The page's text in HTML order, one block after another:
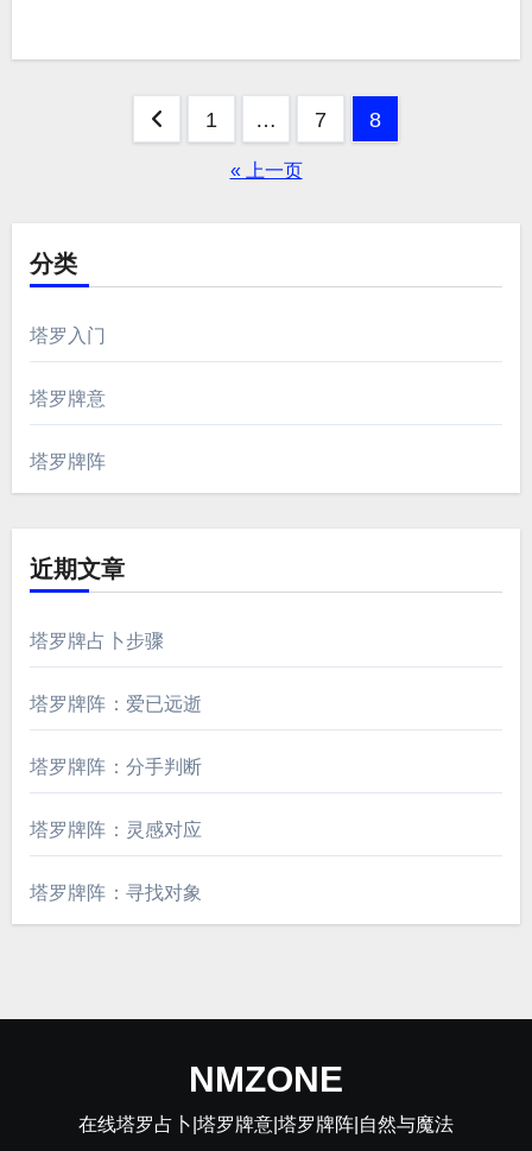
页
1 … 7 8
« 上一页
分类
塔罗入门
塔罗牌意
塔罗牌阵
近期文章
塔罗牌占卜步骤
塔罗牌阵：爱已远逝
塔罗牌阵：分手判断
塔罗牌阵：灵感对应
塔罗牌阵：寻找对象
NMZONE
在线塔罗占卜|塔罗牌意|塔罗牌阵|自然与魔法